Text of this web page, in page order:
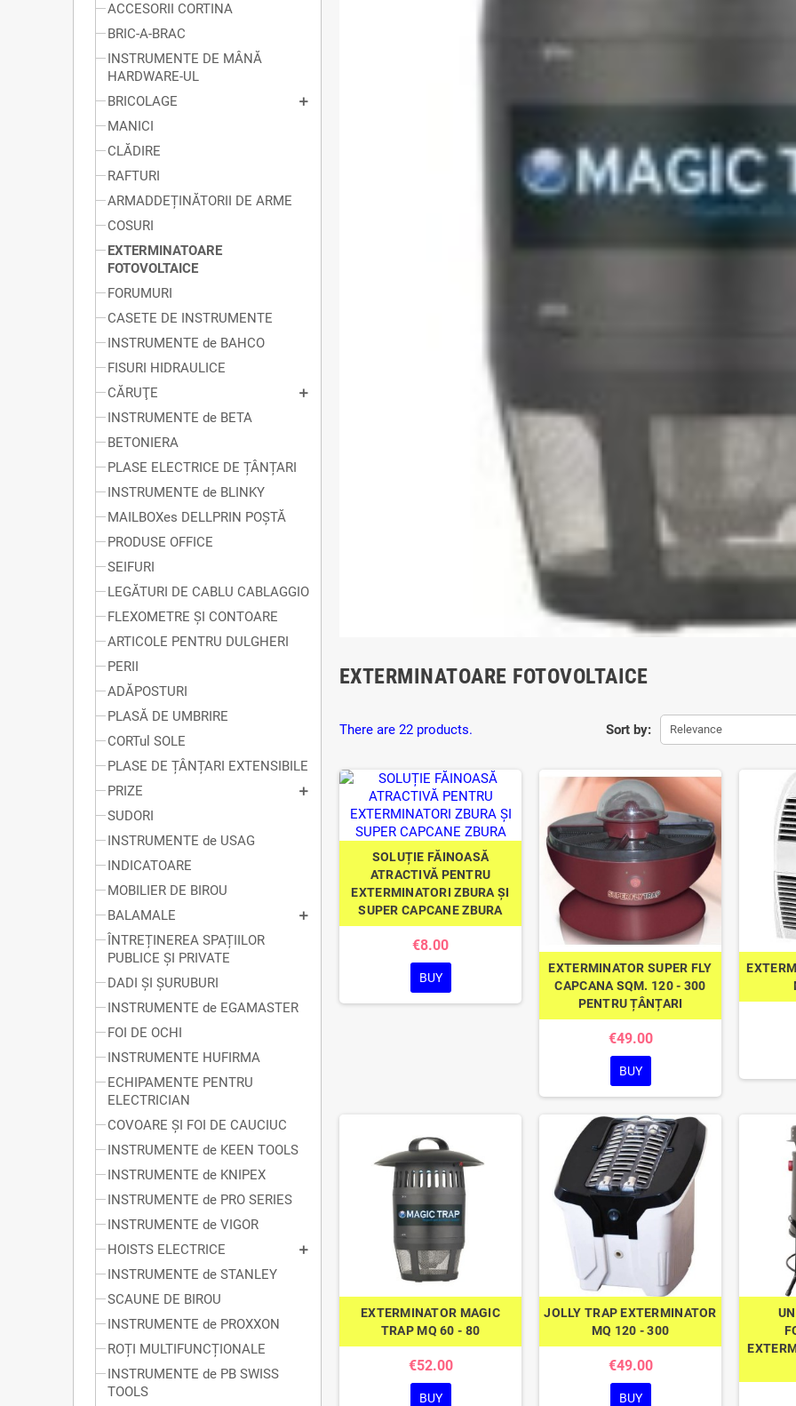
ACCESORII CORTINA
BRIC-A-BRAC
INSTRUMENTE DE MÂNĂ
HARDWARE-UL
BRICOLAGE
MANICI
CLĂDIRE
RAFTURI
ARMADDEȚINĂTORII DE ARME
COSURI
EXTERMINATOARE
FOTOVOLTAICE
FORUMURI
CASETE DE INSTRUMENTE
INSTRUMENTE de BAHCO
FISURI HIDRAULICE
CĂRUŢE
INSTRUMENTE de BETA
BETONIERA
PLASE ELECTRICE DE ȚÂNȚARI
INSTRUMENTE de BLINKY
MAILBOXes DELLPRIN POȘTĂ
PRODUSE OFFICE
SEIFURI
LEGĂTURI DE CABLU CABLAGGIO
FLEXOMETRE ȘI CONTOARE
ARTICOLE PENTRU DULGHERI
PERII
ADĂPOSTURI
PLASĂ DE UMBRIRE
CORTul SOLE
PLASE DE ȚÂNȚARI EXTENSIBILE
PRIZE
SUDORI
INSTRUMENTE de USAG
INDICATOARE
MOBILIER DE BIROU
BALAMALE
ÎNTREȚINEREA SPAȚIILOR
PUBLICE ȘI PRIVATE
DADI ȘI ȘURUBURI
INSTRUMENTE de EGAMASTER
FOI DE OCHI
INSTRUMENTE HUFIRMA
ECHIPAMENTE PENTRU
ELECTRICIAN
COVOARE ȘI FOI DE CAUCIUC
INSTRUMENTE de KEEN TOOLS
INSTRUMENTE de KNIPEX
INSTRUMENTE de PRO SERIES
INSTRUMENTE de VIGOR
HOISTS ELECTRICE
INSTRUMENTE de STANLEY
SCAUNE DE BIROU
INSTRUMENTE de PROXXON
ROȚI MULTIFUNCȚIONALE
INSTRUMENTE de PB SWISS
TOOLS
EXTERMINATOARE FOTOVOLTAICE
Sort by: Relevance
There are 22 products.
SOLUȚIE FĂINOASĂ
ATRACTIVĂ PENTRU
EXTERMINATORI ZBURA ȘI
SUPER CAPCANE ZBURA
€8.00
BUY
EXTERMINATOR SUPER FLY
CAPCANA SQM. 120 - 300
PENTRU ȚÂNȚARI
€49.00
BUY
EXTERMINATOR MAGIC
TRAP MQ 60 - 80
€52.00
BUY
JOLLY TRAP EXTERMINATOR
MQ 120 - 300
€49.00
BUY